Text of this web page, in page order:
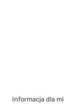
Informacja dla